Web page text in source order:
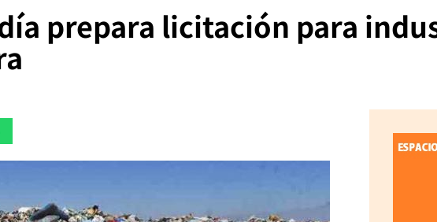
prepara licitación para